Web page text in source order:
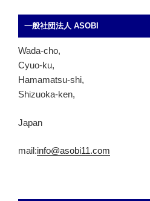
一般社団法人 ASOBI
Wada-cho,
Cyuo-ku,
Hamamatsu-shi,
Shizuoka-ken,
Japan
mail:info@asobi11.com